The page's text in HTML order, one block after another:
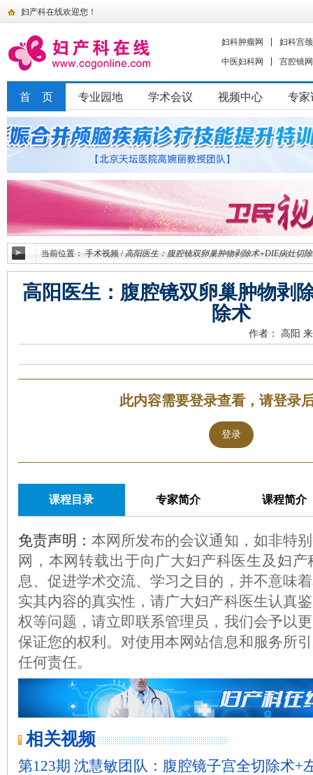
妇产科在线欢迎您！
妇科肿瘤网
妇科宫
中医妇科网
宫腔镜网
首 页 专业园地 学术会议 视频中心 专家
当前位置：手术视频 / 高阳医生：腹腔镜双卵巢肿物剥除术+DIE病灶切
高阳医生：腹腔镜双卵巢肿物剥
除术
作者： 高阳
此内容需要登录查看，请登录
登录
课程目录 专家简介 课程简介
免责声明：本网所发布的会议通知，如非特
网，本网转载出于向广大妇产科医生及妇
息、促进学术交流、学习之目的，并不意味
实其内容的真实性，请广大妇产科医生认真
权等问题，请立即联系管理员，我们会予以
保证您的权利。对使用本网站信息和服务所
任何责任。
相关视频
第123期 沈慧敏团队：腹腔镜子宫全切除术+